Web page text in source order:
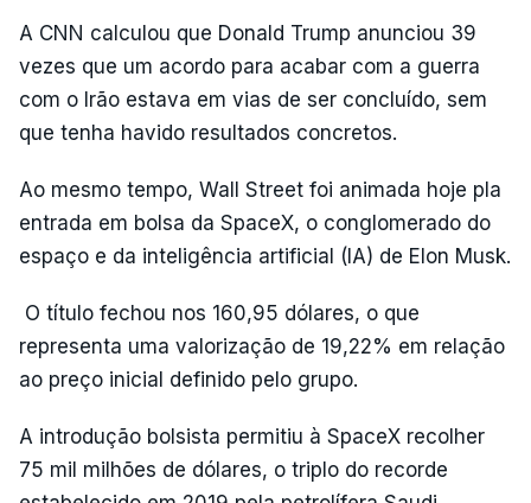
A CNN calculou que Donald Trump anunciou 39
vezes que um acordo para acabar com a guerra
com o Irão estava em vias de ser concluído, sem
que tenha havido resultados concretos.
Ao mesmo tempo, Wall Street foi animada hoje pla
entrada em bolsa da SpaceX, o conglomerado do
espaço e da inteligência artificial (IA) de Elon Musk.
O título fechou nos 160,95 dólares, o que
representa uma valorização de 19,22% em relação
ao preço inicial definido pelo grupo.
A introdução bolsista permitiu à SpaceX recolher
75 mil milhões de dólares, o triplo do recorde